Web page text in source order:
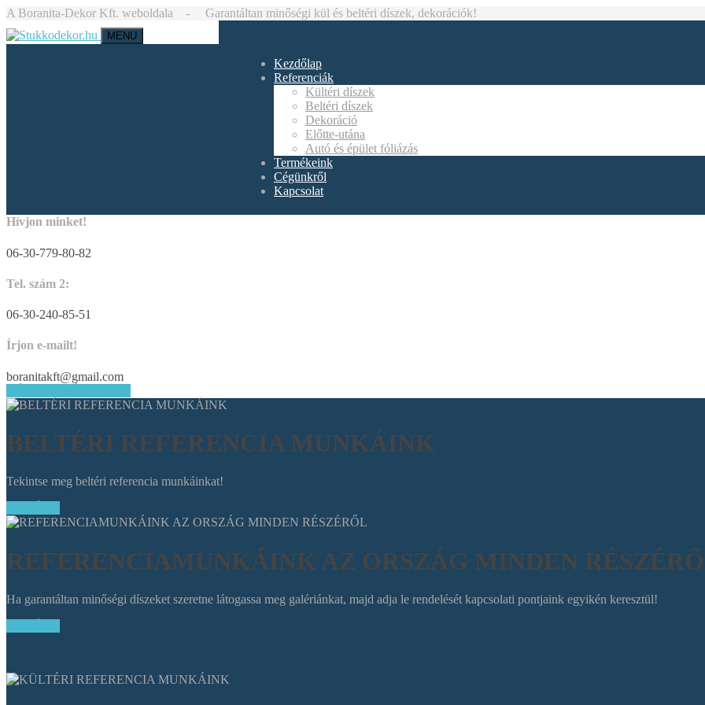
A Boranita-Dekor Kft. weboldala - Garantáltan minőségi kül és beltéri díszek, dekorációk!
MENU
Kezdőlap
Referenciák
Kültéri díszek
Beltéri díszek
Dekoráció
Előtte-utána
Autó és épület fóliázás
Termékeink
Cégünkről
Kapcsolat
Hívjon minket!
06-30-779-80-82
Tel. szám 2:
06-30-240-85-51
Írjon e-mailt!
boranitakft@gmail.com
BELTÉRI REFERENCIA MUNKÁINK
Tekintse meg beltéri referencia munkáinkat!
REFERENCIAMUNKÁINK AZ ORSZÁG MINDEN
Ha garantáltan minőségi díszeket szeretne látogassa meg galériánkat, majd adja le rendelését kapcsolati pontjaink egyikén keresztül!